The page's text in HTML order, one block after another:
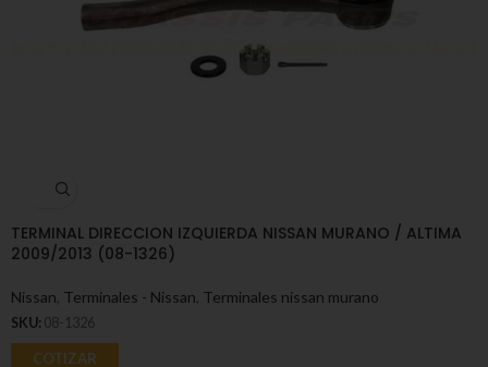
TERMINAL DIRECCION IZQUIERDA NISSAN MURANO / ALTIMA
2009/2013 (08-1326)
Nissan Terminales - Nissan Terminales nissan murano
SKU: 08-1326
COTIZAR